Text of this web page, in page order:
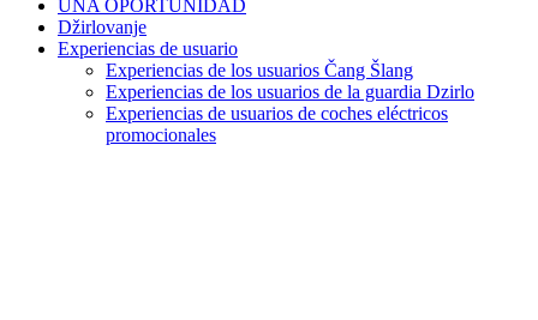
UNA OPORTUNIDAD
Džirlovanje
Experiencias de usuario
Experiencias de los usuarios Čang Šlang
Experiencias de los usuarios de la guardia Dzirlo
Experiencias de usuarios de coches eléctricos
promocionales